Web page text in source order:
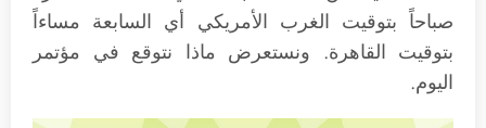
صباحاً بتوقيت الغرب الأمريكي أي السابعة مساءاً
بتوقيت القاهرة. ونستعرض ماذا نتوقع في مؤتمر
اليوم.